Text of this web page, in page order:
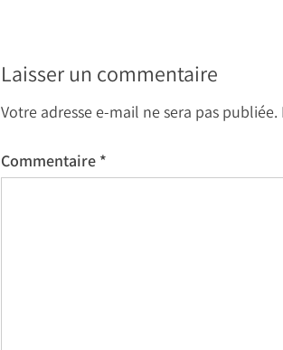
Laisser un commentaire
Votre adresse e-mail ne sera pas publiée.
Commentaire *